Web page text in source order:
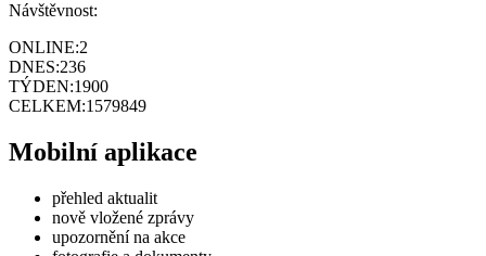
Návštěvnost:
ONLINE:2
DNES:236
TÝDEN:1900
CELKEM:1579849
Mobilní aplikace
přehled aktualit
nově vložené zprávy
upozornění na akce